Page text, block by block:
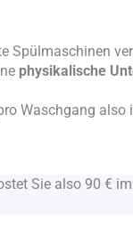
Spülmaschinen
physikalische
Waschgang also
Sie also 90 €